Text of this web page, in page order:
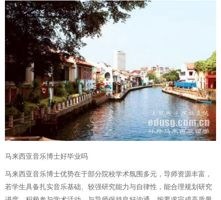
马来西亚音乐博士好毕业吗
马来西亚音乐博士优势在于部分院校学术氛围多元，导师资源丰富，
若学生具备扎实音乐基础、较强研究能力与自律性，能合理规划研究